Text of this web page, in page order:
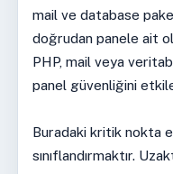
mail ve database
doğrudan panele ait
PHP, mail veya
panel güvenliğini
Buradaki kritik nokta
sınıflandırmaktır.